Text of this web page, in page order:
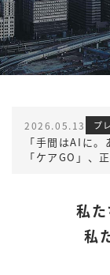
2026.05.13 プ
「手間はAIに
「ケアGO」、
私た
私